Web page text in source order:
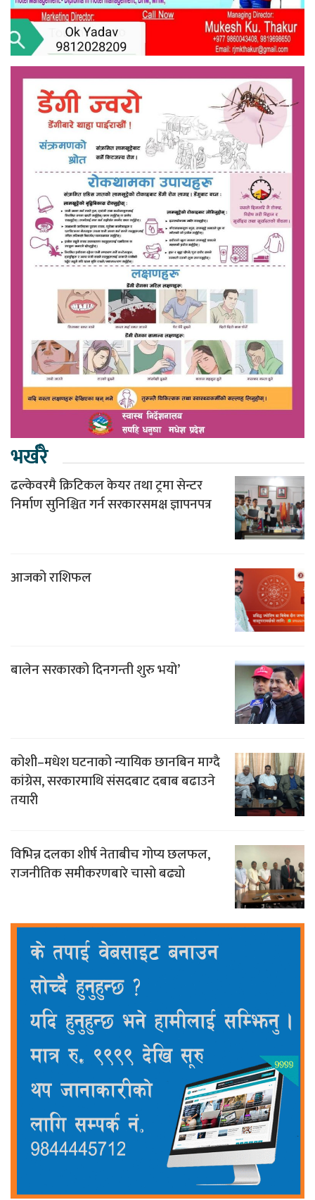
भर्खरै
ढल्केवरमै क्रिटिकल केयर तथा ट्रमा सेन्टर
निर्माण सुनिश्चित गर्न सरकारसमक्ष ज्ञापनपत्र
आजको राशिफल
बालेन सरकारको दिनगन्ती शुरु भयो’
कोशी–मधेश घटनाको न्यायिक छानबिन माग्दै
कांग्रेस, सरकारमाथि संसदबाट दबाब बढाउने
तयारी
विभिन्न दलका शीर्ष नेताबीच गोप्य छलफल,
राजनीतिक समीकरणबारे चासो बढ्यो